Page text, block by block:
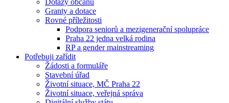
Dotazy občanů
Granty a dotace
Rovné příležitosti
Podpora seniorů a mezigenerační spolupráce
Praha 22 jedna velká rodina
RP a gender mainstreaming
Potřebuji zařídit
Žádosti a formuláře
Stavební úřad
Životní situace, MČ Praha 22
Životní situace, veřejná správa